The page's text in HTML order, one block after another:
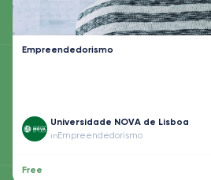
Empreendedorismo
Universidade NOVA de Lisboa
in Empreendedorismo
Free